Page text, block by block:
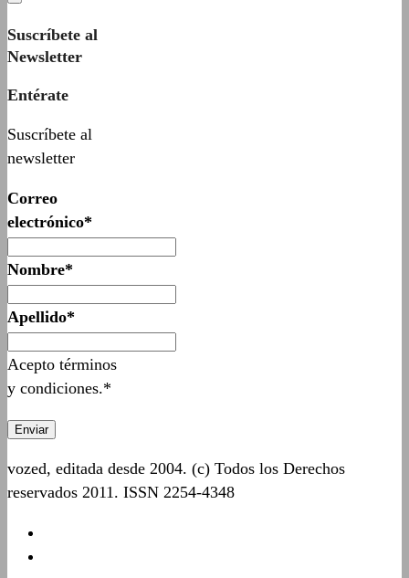
Suscríbete al
Newsletter
Entérate
Suscríbete al
newsletter
Correo
electrónico*
Nombre*
Apellido*
Acepto términos
y condiciones.*
vozed, editada desde 2004. (c) Todos los Derechos
reservados 2011. ISSN 2254-4348